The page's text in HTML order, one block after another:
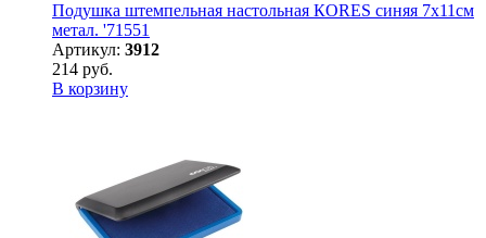
Подушка штемпельная настольная КORES синяя 7х11см
метал. '71551
Артикул: 3912
214 руб.
В корзину